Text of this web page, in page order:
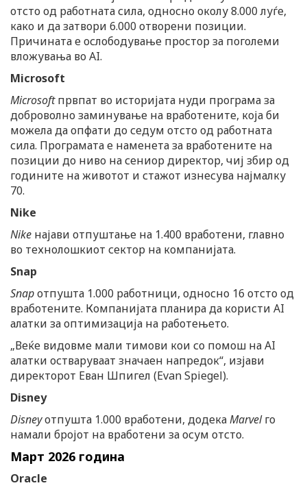
отсто од работната сила, односно околу 8.000 луѓе,
како и да затвори 6.000 отворени позиции.
Причината е ослободување простор за поголеми
вложувања во AI.
Microsoft
Microsoftпрвпат во историјата нуди програма за
доброволно заминување на вработените, која би
можела да опфати до седум отсто од работната
сила. Програмата е наменета за вработените на
позиции до ниво на сениор директор, чиј збир од
годините на животот и стажот изнесува најмалку
70.
Nike
Nike најави отпуштање на 1.400 вработени, главно
во технолошкиот сектор на компанијата.
Snap
Snapотпушта 1.000 работници, односно 16 отсто од
вработените. Компанијата планира да користи AI
алатки за оптимизација на работењето.
„Веќе видовме мали тимови кои со помош на AI
алатки остваруваат значаен напредок“, изјави
директорот Еван Шпигел (Evan Spiegel).
Disney
Disneyотпушта 1.000 вработени, додекаMarvelго
намали бројот на вработени за осум отсто.
Март 2026 година
Oracle